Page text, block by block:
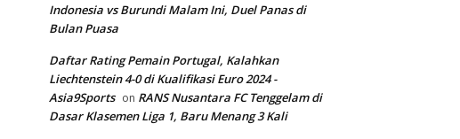
Indonesia vs Burundi Malam Ini, Duel Panas di
Bulan Puasa
Daftar Rating Pemain Portugal, Kalahkan
Liechtenstein 4-0 di Kualifikasi Euro 2024 -
Asia9Sports on RANS Nusantara FC Tenggelam di
Dasar Klasemen Liga 1, Baru Menang 3 Kali